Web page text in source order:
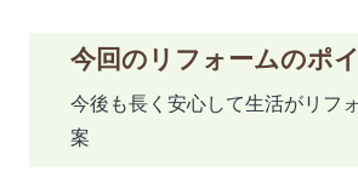
今回のリフォームのポ
今後も長く安心して生活がリフ
案